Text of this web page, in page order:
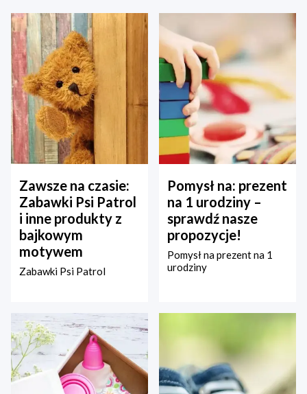
Zawsze na czasie:
Zabawki Psi Patrol
i inne produkty z
bajkowym
motywem
Zabawki Psi Patrol
Pomysł na: prezent
na 1 urodziny –
sprawdź nasze
propozycje!
Pomysł na prezent na 1
urodziny